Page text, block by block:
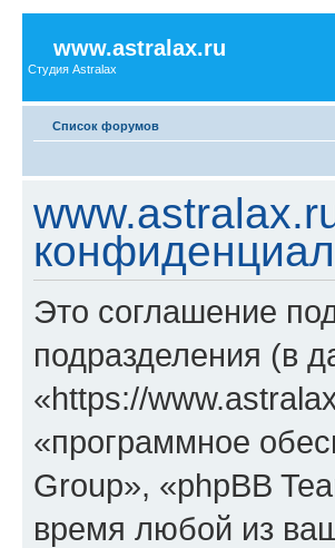
www.astralax.ru
Студия Astralax
Список форумов
Это соглашение
подразделения (в
«https://
«программное
Group», «phpBB
время любой из